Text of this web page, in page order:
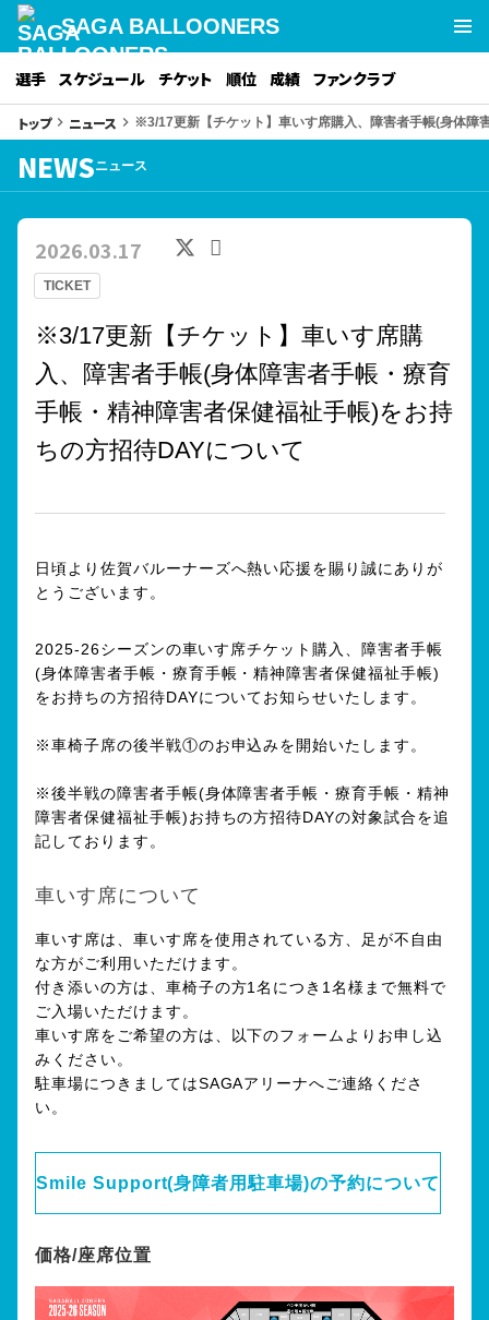
SAGA BALLOONERS
選手 スケジュール チケット 順位 成績 ファンクラブ
トップkeyboard_arrow_right ニュース keyboard_arrow_right ※3/17更新【チケット】車いす席購入、障害者手帳(身体障
NEWSニュース
TICKET
2026.03.17
※3/17更新【チケット】車いす席購
入、障害者手帳(身体障害者手帳・療育
手帳・精神障害者保健福祉手帳)をお持
ちの方招待DAYについて
日頃より佐賀バルーナーズへ熱い応援を賜り誠にありが
とうございます。
2025-26シーズンの車いす席チケット購入、障害者手帳
(身体障害者手帳・療育手帳・精神障害者保健福祉手帳)
をお持ちの方招待DAYについてお知らせいたします。
※車椅子席の後半戦①のお申込みを開始いたします。
※後半戦の障害者手帳(身体障害者手帳・療育手帳・精神
障害者保健福祉手帳)お持ちの方招待DAYの対象試合を追
記しております。
車いす席について
車いす席は、車いす席を使用されている方、足が不自由
な方がご利用いただけます。
付き添いの方は、車椅子の方1名につき1名様まで無料で
ご入場いただけます。
車いす席をご希望の方は、以下のフォームよりお申し込
みください。
駐車場につきましてはSAGAアリーナへご連絡くださ
い。
Smile Support(身障者用駐車場)の予約について
価格/座席位置